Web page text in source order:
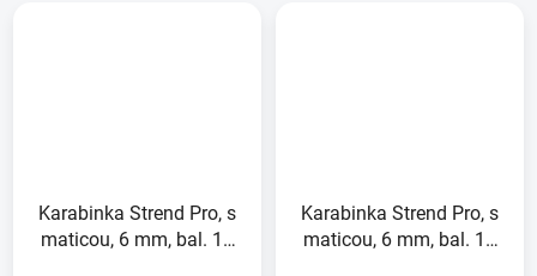
Karabinka Strend Pro, s
maticou, 6 mm, bal. 10
Karabinka Strend Pro, s
maticou, 6 mm, bal. 10